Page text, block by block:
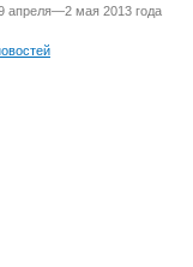
апреля—2 мая 2013 года